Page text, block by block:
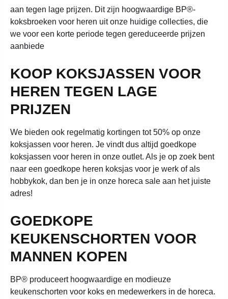
aan tegen lage prijzen. Dit zijn hoogwaardige BP®-
koksbroeken voor heren uit onze huidige collecties, die
we voor een korte periode tegen gereduceerde prijzen
aanbiede
KOOP KOKSJASSEN VOOR
HEREN TEGEN LAGE
PRIJZEN
We bieden ook regelmatig kortingen tot 50% op onze
koksjassen voor heren. Je vindt dus altijd goedkope
koksjassen voor heren in onze outlet. Als je op zoek bent
naar een goedkope heren koksjas voor je werk of als
hobbykok, dan ben je in onze horeca sale aan het juiste
adres!
GOEDKOPE
KEUKENSCHORTEN VOOR
MANNEN KOPEN
BP® produceert hoogwaardige en modieuze
keukenschorten voor koks en medewerkers in de horeca.